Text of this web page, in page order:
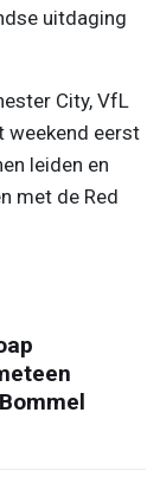
uitdaging
City, VfL
weekend eerst
leiden en
met de Red